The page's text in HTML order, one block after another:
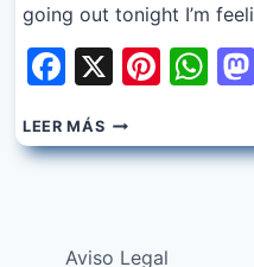
going out tonight
Facebook
X
LEER MÁSSHANIA
TWAIN
–
LIKE
Aviso Legal